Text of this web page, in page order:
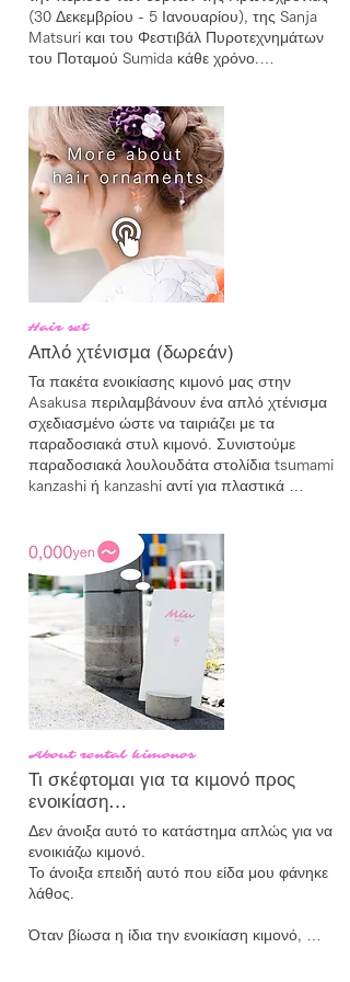
(30 Δεκεμβρίου - 5 Ιανουαρίου), της Sanja
Matsuri και του Φεστιβάλ Πυροτεχνημάτων
του Ποταμού Sumida κάθε χρόνο.
Χρόνος φωτογράφισης:
1 άτομο: 20 λεπτά
2 άτομα: 30 λεπτά
3 άτομα: περίπου 45 λεπτά.
Τέλος φωτογράφισης:
10.000 ¥ ανά άτομο (περίπου 15 τεμάχια.
Ανάλογα με την περίπτωση, όπως παιδιά ή
να μειωθεί).
Επιπλέον φωτογραφίες μπορούν να
καθεμία.
• Η τοποθεσία γυρισμάτων είναι ο Ναός
Sensoji και η περιοχή γύρω από τον ναό.
• Η τοποθεσία γυρισμάτων βασίζεται στον
καιρό, την ώρα και την εποχή.
• Ανατρέξτε στο άλμπουμ με τις
• Τα δεδομένα φωτογραφιών θα
προσαρμοστούν ως προς τη φωτεινότητα
και θα παραδοθούν σε μορφή JPEG μέσω
λήψης εντός 3 ημερών.
• Οι υπηρεσίες παρέχονται επίσης και τις
βροχερές ημέρες.
Hair set
Απλό χτένισμα (δωρεάν)
Τα πακέτα ενοικίασης κιμονό μας στην
Asakusa περιλαμβάνουν ένα απλό χτένισμα
σχεδιασμένο ώστε να ταιριάζει με τα
παραδοσιακά στυλ κιμονό. Συνιστούμε
παραδοσιακά λουλουδάτα στολίδια tsumami
kanzashi ή kanzashi αντί για πλαστικά
κομψό αποτέλεσμα.
About rental kimonos
Τι σκέφτομαι για τα κιμονό προς
ενοικίαση…
Δεν άνοιξα αυτό το κατάστημα απλώς για να
ενοικιάζω κιμονό.
Το άνοιξα επειδή αυτό που είδα μου φάνηκε
λάθος.
Όταν βίωσα η ίδια την ενοικίαση κιμονό,